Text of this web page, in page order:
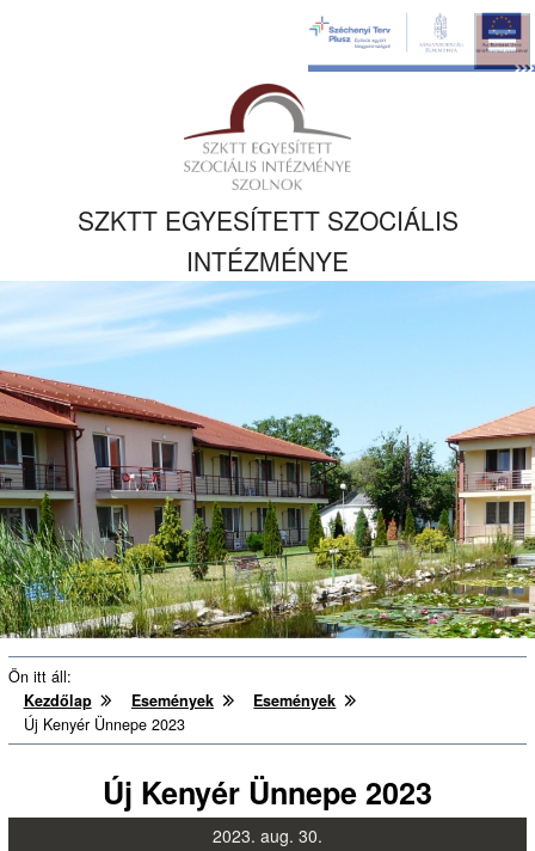
Kezdőlapra
ugrás
SZKTT EGYESÍTETT SZOCIÁLIS
INTÉZMÉNYE
Ön itt áll:
Kezdőlap
Események
Események
Új Kenyér Ünnepe 2023
Új Kenyér Ünnepe 2023
2023. aug. 30.